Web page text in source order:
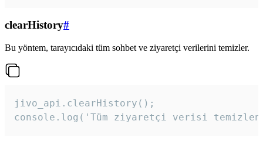
clearHistory#
Bu yöntem, tarayıcıdaki tüm sohbet ve ziyaretçi verilerini temizler.
jivo_api.clearHistory();
console.log('Tüm ziyaretçi verisi